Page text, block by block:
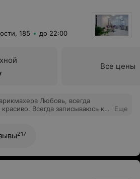
185 до 22:00
Все цены
Любовь, всегда
Всегда записываюсь к
Еще
217